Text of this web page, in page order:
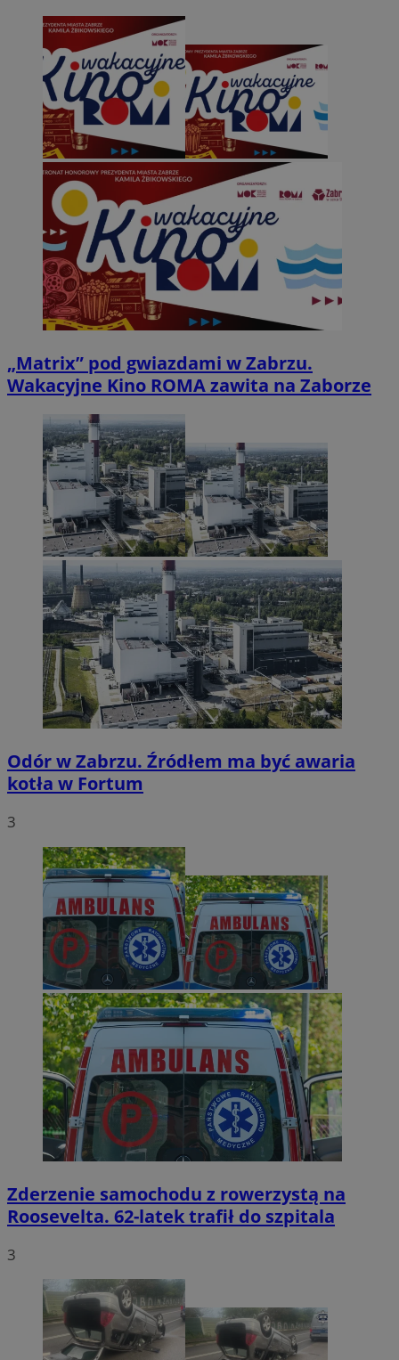
„Matrix” pod gwiazdami w Zabrzu.
Wakacyjne Kino ROMA zawita na Zaborze
Odór w Zabrzu. Źródłem ma być awaria
kotła w Fortum
3
Zderzenie samochodu z rowerzystą na
Roosevelta. 62-latek trafił do szpitala
3